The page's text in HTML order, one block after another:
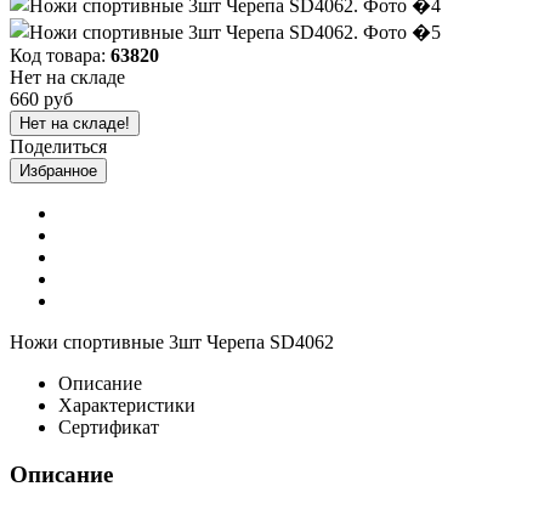
Код товара: 63820
Нет на складе
660 руб
Нет на складе!
Поделиться
Избранное
Ножи спортивные 3шт Черепа SD4062
Описание
Характеристики
Сертификат
Описание